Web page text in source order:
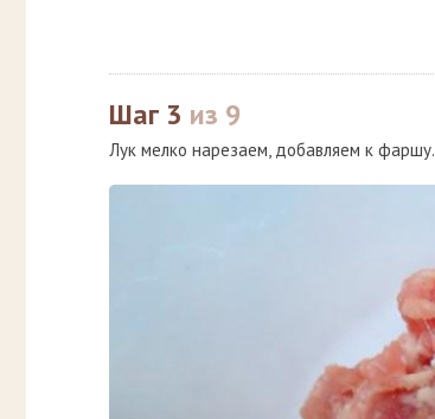
Шаг 3 из 9
Лук мелко нарезаем, добавляем к фаршу.